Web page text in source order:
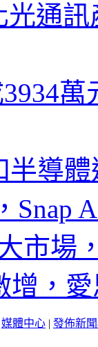
光通
半導
Snap
市場
，
媒體中心 | 發佈新